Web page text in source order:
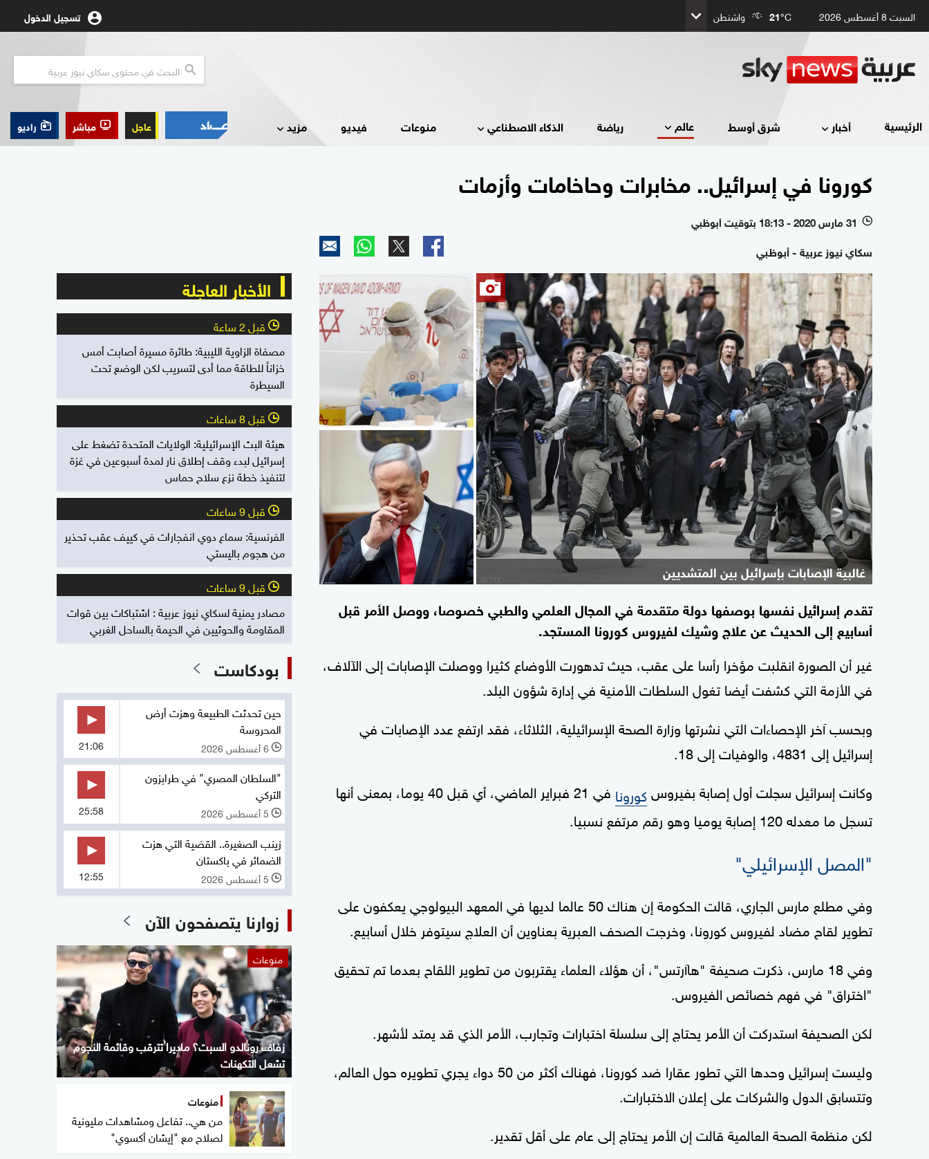
السبت 8 أغسطس 2026 21°C واشنطن تسجيل الدخول
الرئيسية أخبار شرق أوسط عالم رياضة الذكاء الاصطناعي منوعات فيديو مزيد عاجل مباشر راديو
كورونا في إسرائيل.. مخابرات وحاخامات وأزمات
l 31 مارس 2020 - 18:13 بتوقيت أبوظبي
سكاي نيوز عربية - أبوظبي
غالبية الإصابات بإسرائيل بين المتشديين
تقدم إسرائيل نفسها بوصفها دولة متقدمة في المجال العلمي والطبي خصوصا، ووصل الأمر قبل
أسابيع إلى الحديث عن علاج وشيك لفيروس كورونا المستجد.
غير أن الصورة انقلبت مؤخرا رأسا على عقب، حيث تدهورت الأوضاع كثيرا ووصلت الإصابات إلى الآلاف،
في الأزمة التي كشفت أيضا تغول السلطات الأمنية في إدارة شؤون البلد.
وبحسب آخر الإحصاءات التي نشرتها وزارة الصحة الإسرائيلية، الثلاثاء، فقد ارتفع عدد الإصابات في
إسرائيل إلى 4831، والوفيات إلى 18.
وكانت إسرائيل سجلت أول إصابة بفيروس كورونا
في 21 فبراير الماضي، أي قبل 40 يوما، بمعنى أنها
تسجل ما معدله 120 إصابة يوميا وهو رقم مرتفع نسبيا.
"المصل الإسرائيلي"
وفي مطلع مارس الجاري، قالت الحكومة إن هناك 50 عالما لديها في المعهد البيولوجي يعكفون على
تطوير لقاح مضاد لفيروس كورونا، وخرجت الصحف العبرية بعناوين أن العلاج سيتوفر خلال أسابيع.
وفي 18 مارس، ذكرت صحيفة "هاآرتس"، أن هؤلاء العلماء يقتربون من تطوير اللقاح بعدما تم تحقيق
"اختراق" في فهم خصائص الفيروس.
لكن الصحيفة استدركت أن الأمر يحتاج إلى سلسلة اختبارات وتجارب، الأمر الذي قد يمتد لأشهر.
وليست إسرائيل وحدها التي تطور عقارا ضد كورونا، فهناك أكثر من 50 دواء يجري تطويره حول العالم،
وتتسابق الدول والشركات على إعلان الاختبارات.
لكن منظمة الصحة العالمية قالت إن الأمر يحتاج إلى عام على أقل تقدير.
الأخبار العاجلة
l قبل 2 ساعة
مصفاة الزاوية الليبية: طائرة مسيرة أصابت أمس
خزاناً للطاقة مما أدى لتسريب لكن الوضع تحت
السيطرة
l قبل 8 ساعات
هيئة البث الإسرائيلية: الولايات المتحدة تضغط على
إسرائيل لبدء وقف إطلاق نار لمدة أسبوعين في غزة
لتنفيذ خطة نزع سلاح حماس
l قبل 9 ساعات
الفرنسية: سماع دوي انفجارات في كييف عقب تحذير
من هجوم باليستي
l قبل 9 ساعات
مصادر يمنية لسكاي نيوز عربية : اشتباكات بين قوات
المقاومة والحوثيين في الحيمة بالساحل الغربي
بودكاست
حين تحدثت الطبيعة وهزت أرض
المحروسة
l 6 أغسطس 2026 21:06
"السلطان المصري" في طرابزون
التركي
l 5 أغسطس 2026 25:58
زينب الصغيرة.. القضية التي هزت
الضمائر في باكستان
l 5 أغسطس 2026 12:55
زوارنا يتصفحون الآن
منوعات
زفاف رونالدو السبت؟ ماديرا تترقب وقائمة النجوم
تشعل التكهنات
منوعات
من هي.. تفاعل ومشاهدات مليونية
لصلاح مع "إيشان أكسوي"